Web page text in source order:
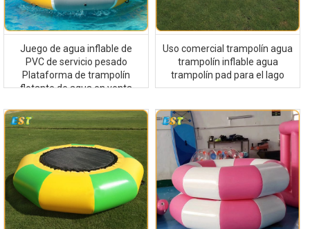
Juego de agua inflable de
PVC de servicio pesado
Plataforma de trampolín
flotante de agua en venta
Uso comercial trampolín agua
trampolín inflable agua
trampolín pad para el lago